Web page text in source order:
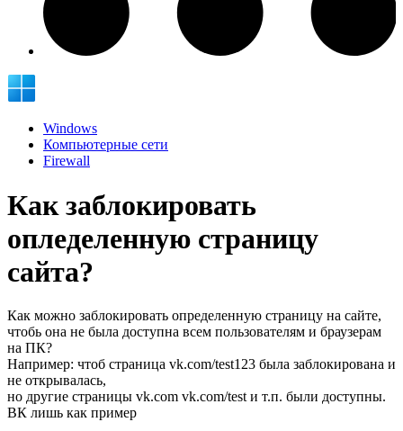
Windows
Компьютерные сети
Firewall
Как заблокировать
опледеленную страницу
сайта?
Как можно заблокировать определенную страницу на сайте,
чтобь она не была доступна всем пользователям и браузерам
на ПК?
Например: чтоб страница vk.com/test123 была заблокирована и
не открывалась,
но другие страницы vk.com vk.com/test и т.п. были доступны.
ВК лишь как пример